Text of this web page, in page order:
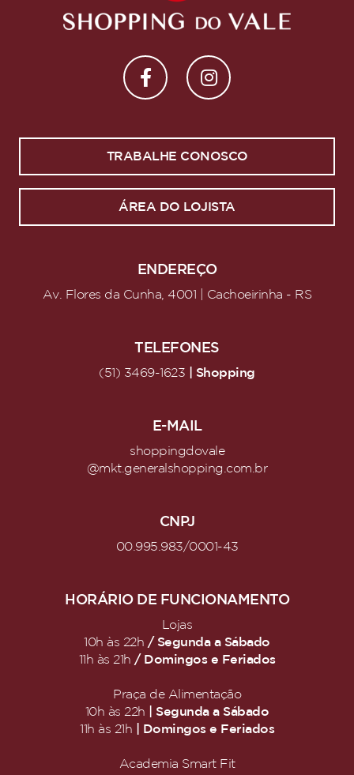
TRABALHE CONOSCO
ÁREA DO LOJISTA
ENDEREÇO
Av. Flores da Cunha, 4001 | Cachoeirinha - RS
TELEFONES
(51) 3469-1623 | Shopping
E-MAIL
shoppingdovale
@mkt.generalshopping.com.br
CNPJ
00.995.983/0001-43
HORÁRIO DE FUNCIONAMENTO
Lojas
10h às 22h / Segunda a Sábado
11h às 21h / Domingos e Feriados
Praça de Alimentação
10h às 22h
| Segunda a Sábado
11h às 21h
| Domingos e Feriados
Academia Smart Fit